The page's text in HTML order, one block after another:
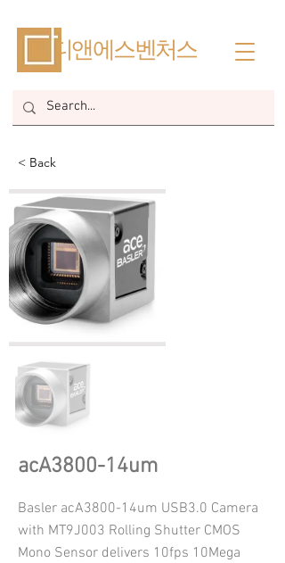
​디앤에스벤처스
< Back
acA3800-14um
Basler acA3800-14um USB3.0 Camera
with MT9J003 Rolling Shutter CMOS
Mono Sensor delivers 10fps 10Mega